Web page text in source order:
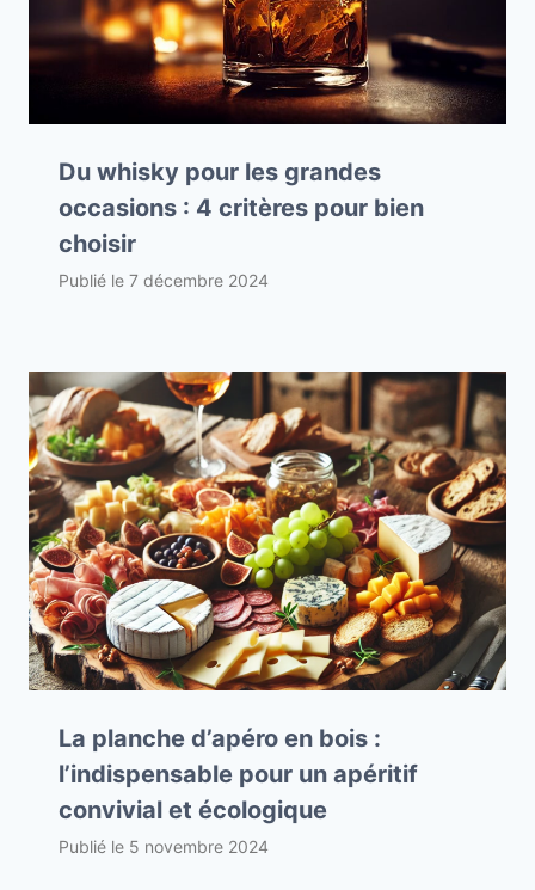
Du whisky pour les grandes
occasions : 4 critères pour bien
choisir
Publié le 7 décembre 2024
La planche d’apéro en bois :
l’indispensable pour un apéritif
convivial et écologique
Publié le 5 novembre 2024